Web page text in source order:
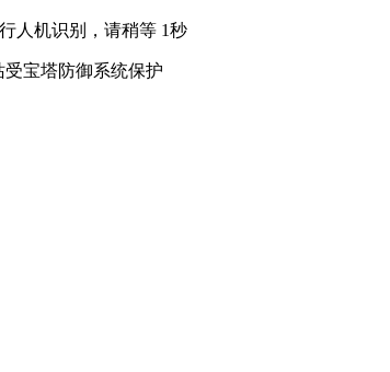
人机识别，请稍等 1秒
受宝塔防御系统保护